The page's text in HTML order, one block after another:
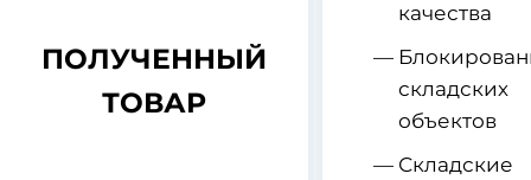
ПОЛУЧЕННЫЙ
ТОВАР
качества
складских
объектов
Складские